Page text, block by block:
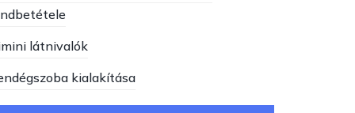
látnivalók
kialakítása